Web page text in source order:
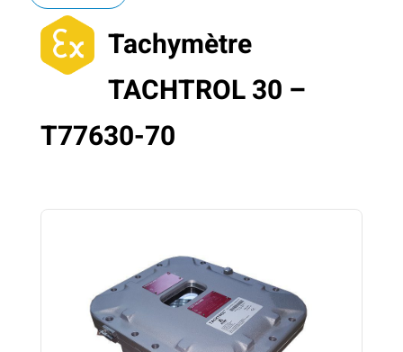
Tachymètre
TACHTROL 30 –
T77630-70